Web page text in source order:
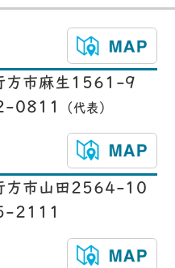
市麻生1561-9
0811
（代表）
方市山田2564-10
2111